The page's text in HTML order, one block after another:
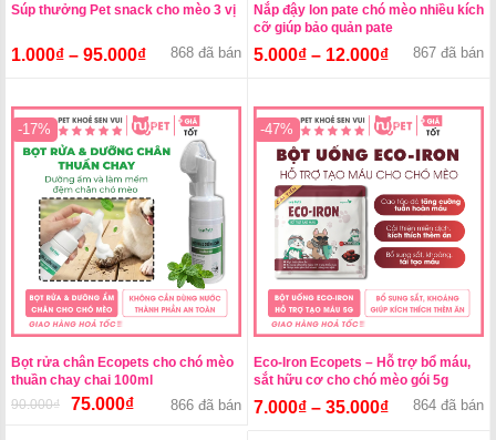
Súp thưởng Pet snack cho mèo 3 vị
1.000₫ – 95.000₫ 868 đã bán
Nắp đậy lon pate chó mèo nhiều kích
cỡ giúp bảo quản pate
5.000₫ – 12.000₫ 867 đã bán
-17%
Bọt rửa chân Ecopets cho chó mèo
thuần chay chai 100ml
90.000₫
Giá
75.000₫Giá
866 đã bán
-47%
Eco-Iron Ecopets – Hỗ trợ bổ máu,
sắt hữu cơ cho chó mèo gói 5g
7.000₫ – 35.000₫ 864 đã bán